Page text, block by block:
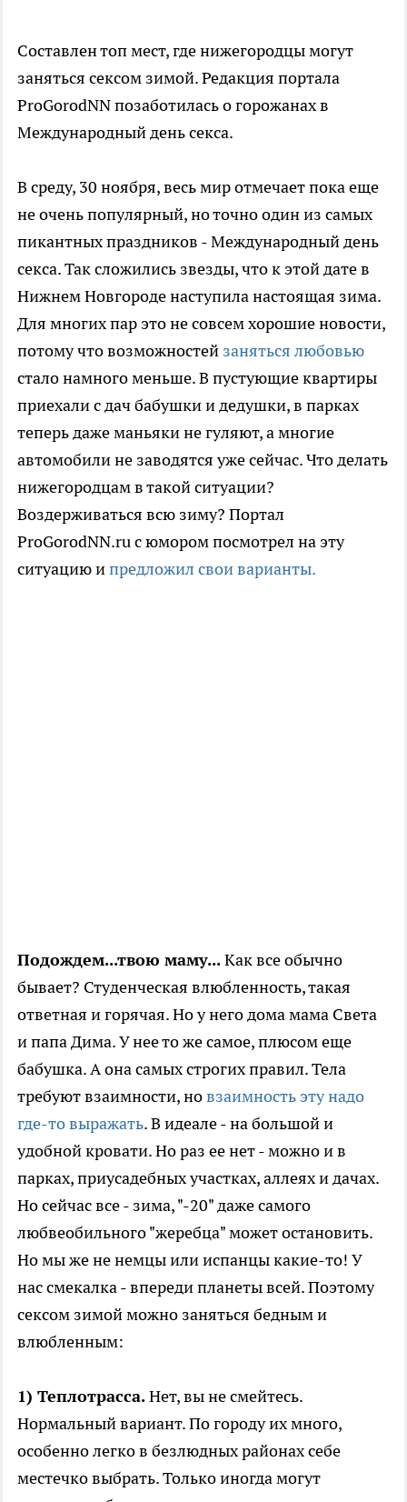
Составлен топ мест, где нижегородцы могут
заняться сексом зимой. Редакция портала
ProGorodNN позаботилась о горожанах в
Международный день секса.
В среду, 30 ноября, весь мир отмечает пока еще
не очень популярный, но точно один из самых
пикантных праздников - Международный день
секса. Так сложились звезды, что к этой дате в
Нижнем Новгороде наступила настоящая зима.
Для многих пар это не совсем хорошие новости,
потому что возможностей заняться любовью
стало намного меньше. В пустующие квартиры
приехали с дач бабушки и дедушки, в парках
теперь даже маньяки не гуляют, а многие
автомобили не заводятся уже сейчас. Что делать
нижегородцам в такой ситуации?
Воздерживаться всю зиму? Портал
ProGorodNN.ru с юмором посмотрел на эту
ситуацию ипредложил свои варианты.
Подождем...твою маму...Как все обычно
бывает? Студенческая влюбленность, такая
ответная и горячая. Но у него дома мама Света
и папа Дима. У нее то же самое, плюсом еще
бабушка. А она самых строгих правил. Тела
требуют взаимности, новзаимность эту надо
где-то выражать. В идеале - на большой и
удобной кровати. Но раз ее нет - можно и в
парках, приусадебных участках, аллеях и дачах.
Но сейчас все - зима, "-20" даже самого
любвеобильного "жеребца" может остановить.
Но мы же не немцы или испанцы какие-то! У
нас смекалка - впереди планеты всей. Поэтому
сексом зимой можно заняться бедным и
влюбленным:
1) Теплотрасса.Нет, вы не смейтесь.
Нормальный вариант. По городу их много,
особенно легко в безлюдных районах себе
местечко выбрать. Только иногда могут